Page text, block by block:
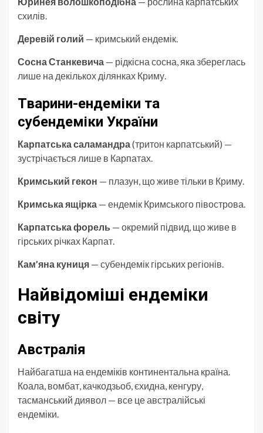
схилів.
Деревій голий — кримський ендемік.
Сосна Станкевича — рідкісна сосна, яка збереглась
лише на декількох ділянках Криму.
Тварини-ендеміки та
субендеміки України
Карпатська саламандра(тритон карпатський) —
зустрічається лише в Карпатах.
Кримський гекон — плазун, що живе тільки в Криму.
Кримська ящірка — ендемік Кримського півострова.
Карпатська форель — окремий підвид, що живе в
гірських річках Карпат.
Кам’яна куниця — субендемік гірських регіонів.
Найвідоміші ендеміки
світу
Австралія
Найбагатша на ендеміків континентальна країна.
Коала, вомбат, качкодзьоб, єхидна, кенгуру,
тасманський диявол — все це австралійські
ендеміки.